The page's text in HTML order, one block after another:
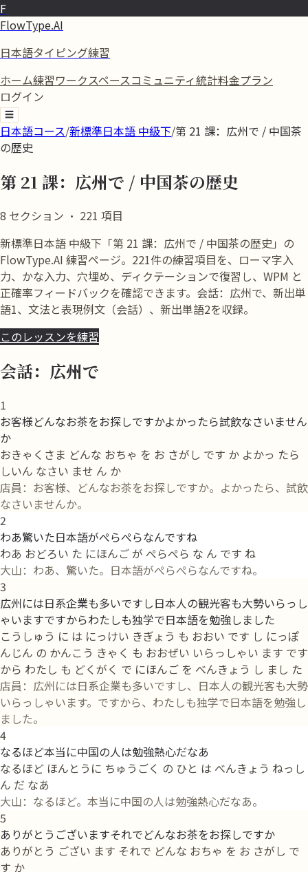
F
FlowType.AI
日本語タイピング練習
ホーム練習ワークスペースコミュニティ統計料金プラン
ログイン
☰
日本語コース/新標準日本語 中級下/第 21 課：広州で / 中国茶
の歴史
第 21 課：広州で / 中国茶の歴史
8 セクション · 221 項目
新標準日本語 中級下「第 21 課：広州で / 中国茶の歴史」の
FlowType.AI 練習ページ。221件の練習項目を、ローマ字入
力、かな入力、穴埋め、ディクテーションで復習し、WPM と
正確率フィードバックを確認できます。会話：広州で、新出単
語1、文法と表現例文（会話）、新出単語2を収録。
このレッスンを練習
会話：広州で
1
お客様どんなお茶をお探しですかよかったら試飲なさいません
か
おきゃくさま どんな おちゃ を お さがし です か よかっ たら
しいん なさい ませ ん か
店員：お客様、どんなお茶をお探しですか。よかったら、試飲
なさいませんか。
2
わあ驚いた日本語がぺらぺらなんですね
わあ おどろい た にほんご が ぺらぺら な ん です ね
大山：わあ、驚いた。日本語がぺらぺらなんですね。
3
広州には日系企業も多いですし日本人の観光客も大勢いらっし
ゃいますですからわたしも独学で日本語を勉強しました
こうしゅう に は にっけい きぎょう も おおい です し にっぽ
んじん の かんこう きゃく も おおぜい いらっしゃい ます です
から わたし も どくがく で にほんご を べんきょう し まし た
店員：広州には日系企業も多いですし、日本人の観光客も大勢
いらっしゃいます。ですから、わたしも独学で日本語を勉強し
ました。
4
なるほど本当に中国の人は勉強熱心だなあ
なるほど ほんとうに ちゅうごく の ひと は べんきょう ねっし
ん だ なあ
大山：なるほど。本当に中国の人は勉強熱心だなあ。
5
ありがとうございますそれでどんなお茶をお探しですか
ありがとう ござい ます それで どんな おちゃ を お さがし で
す か